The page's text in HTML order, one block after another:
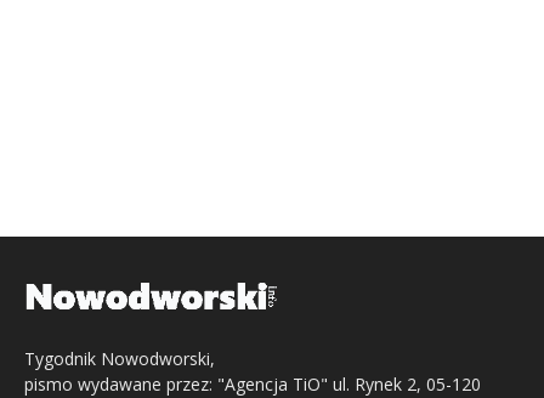
Tygodnik Nowodworski,
pismo wydawane przez: "Agencja TiO" ul. Rynek 2, 05-120